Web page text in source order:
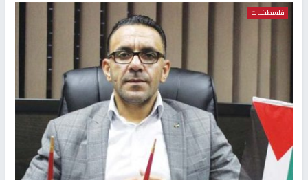
فلسطينيات